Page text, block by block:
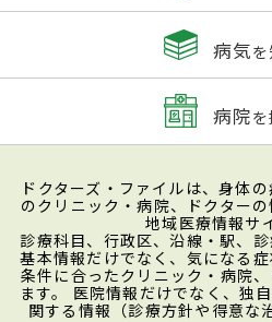
病気
病院
ドクターズ・ファイルは、身体
のクリニック・病院、ドクター
地域医療情報サ
診療科目、行政区、沿線・駅、
基本情報だけでなく、気になる
条件に合ったクリニック・病院
ます。 医院情報だけでなく、独
関する情報（診療方針や得意な